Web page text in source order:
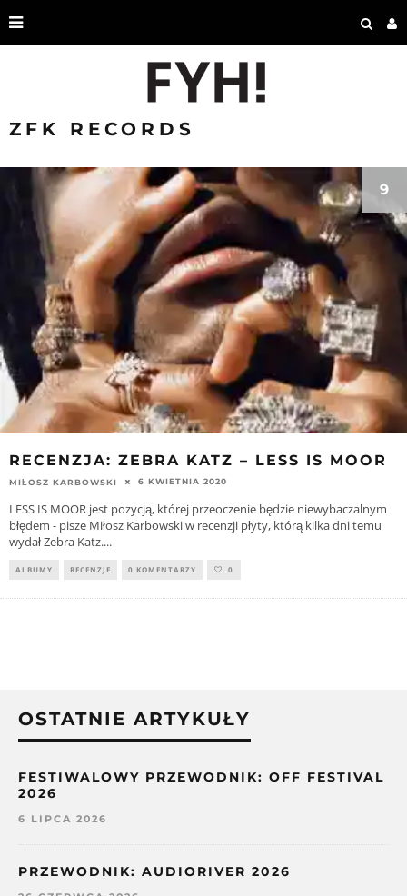
ZFK RECORDS
9
RECENZJA: ZEBRA KATZ – LESS IS MOOR
MIŁOSZ KARBOWSKI 6 KWIETNIA 2020
LESS IS MOOR jest pozycją, której przeoczenie będzie niewybaczalnym
błędem - pisze Miłosz Karbowski w recenzji płyty, którą kilka dni temu
wydał Zebra Katz....
ALBUMY RECENZJE 0 KOMENTARZY 0
OSTATNIE ARTYKUŁY
FESTIWALOWY PRZEWODNIK: OFF FESTIVAL
2026
6 LIPCA 2026
PRZEWODNIK: AUDIORIVER 2026